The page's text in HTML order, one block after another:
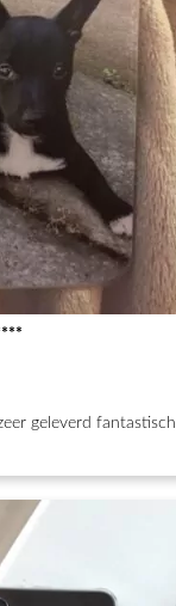
geleverd fantastisch